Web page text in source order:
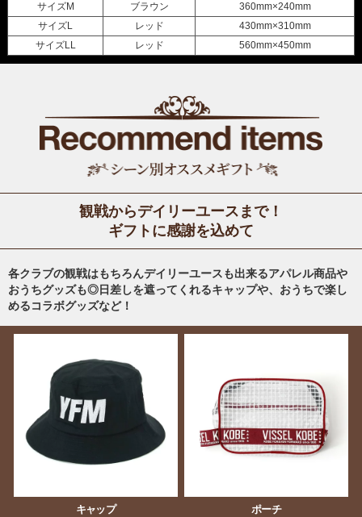
サイズM
ブラウン
360mm×240mm
サイズL
レッド
430mm×310mm
サイズLL
レッド 560mm×450mm
観戦からデイリーユースまで！
ギフトに感謝を込めて
各クラブの観戦はもちろんデイリーユースも出来るアパレル商品や
おうちグッズも◎日差しを遮ってくれるキャップや、おうちで楽し
めるコラボグッズなど！
キャップ ポーチ